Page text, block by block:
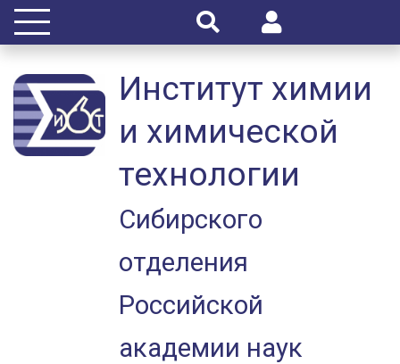
Институт химии
и химической
технологии
Сибирского
отделения
Российской
академии наук